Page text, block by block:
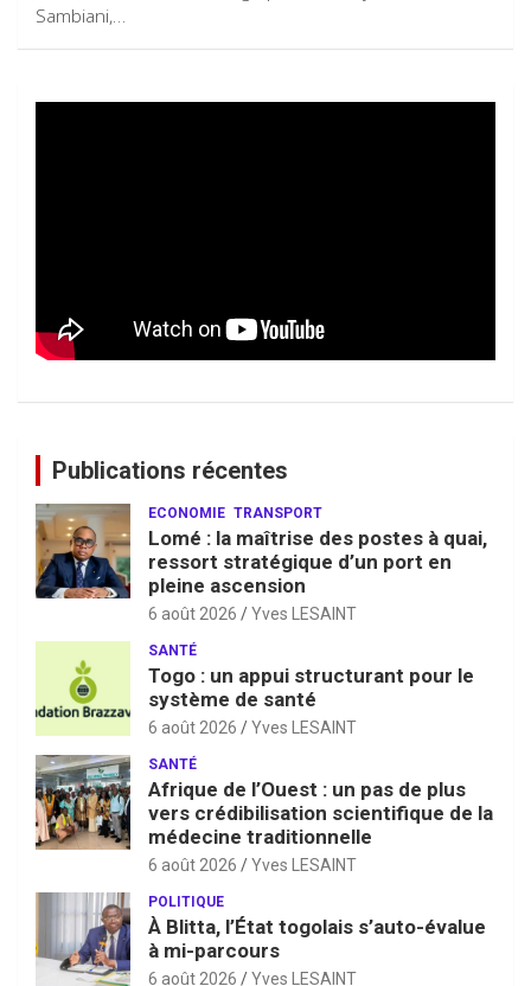
Sambiani,…
Publications récentes
ECONOMIE TRANSPORT
Lomé : la maîtrise des postes à quai,
ressort stratégique d’un port en
pleine ascension
6 août 2026 Yves LESAINT
SANTÉ
Togo : un appui structurant pour le
système de santé
6 août 2026 Yves LESAINT
SANTÉ
Afrique de l’Ouest : un pas de plus
vers crédibilisation scientifique de la
médecine traditionnelle
6 août 2026 Yves LESAINT
POLITIQUE
À Blitta, l’État togolais s’auto-évalue
à mi-parcours
6 août 2026 Yves LESAINT